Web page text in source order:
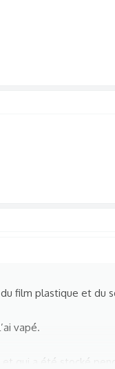
du film plastique et du
vapé.
qui a été stocké